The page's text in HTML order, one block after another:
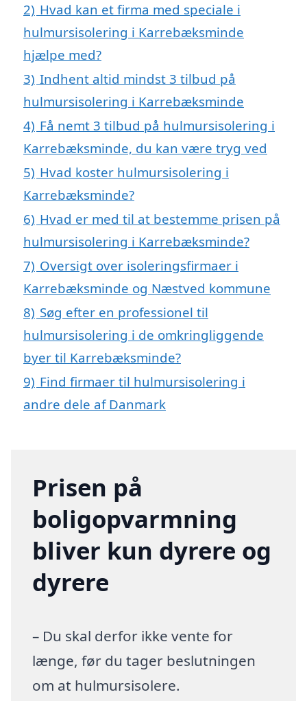
2) Hvad kan et firma med speciale i
hulmursisolering i Karrebæksminde
hjælpe med?
3) Indhent altid mindst 3 tilbud på
hulmursisolering i Karrebæksminde
4) Få nemt 3 tilbud på hulmursisolering i
Karrebæksminde, du kan være tryg ved
5) Hvad koster hulmursisolering i
Karrebæksminde?
6) Hvad er med til at bestemme prisen på
hulmursisolering i Karrebæksminde?
7) Oversigt over isoleringsfirmaer i
Karrebæksminde og Næstved kommune
8) Søg efter en professionel til
hulmursisolering i de omkringliggende
byer til Karrebæksminde?
9) Find firmaer til hulmursisolering i
andre dele af Danmark
Prisen på
boligopvarmning
bliver kun dyrere og
dyrere
– Du skal derfor ikke vente for
længe, før du tager beslutningen
om at hulmursisolere.